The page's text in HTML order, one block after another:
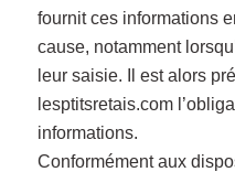
fournit ces informations
cause, notamment
leur saisie. Il est alors
lesptitsretais.com
informations.
Conformément aux